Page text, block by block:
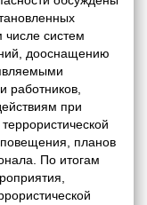
числе систем
дооснащению
работников,
при
планов
По итогам